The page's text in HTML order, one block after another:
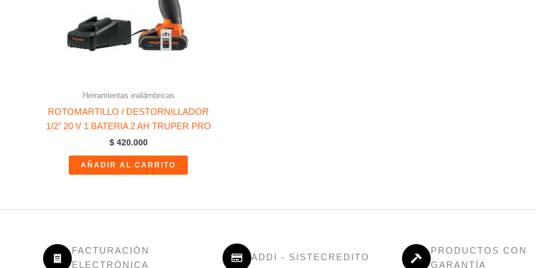
Herramientas inalámbricas
ROTOMARTILLO / DESTORNILLADOR
1/2″ 20 V 1 BATERIA 2 AH TRUPER PRO
$420.000
AÑADIR AL CARRITO
FACTURACIÓN
ELECTRÓNICA
ADDI - SISTECREDITO
PRODUCTOS CON
GARANTÍA